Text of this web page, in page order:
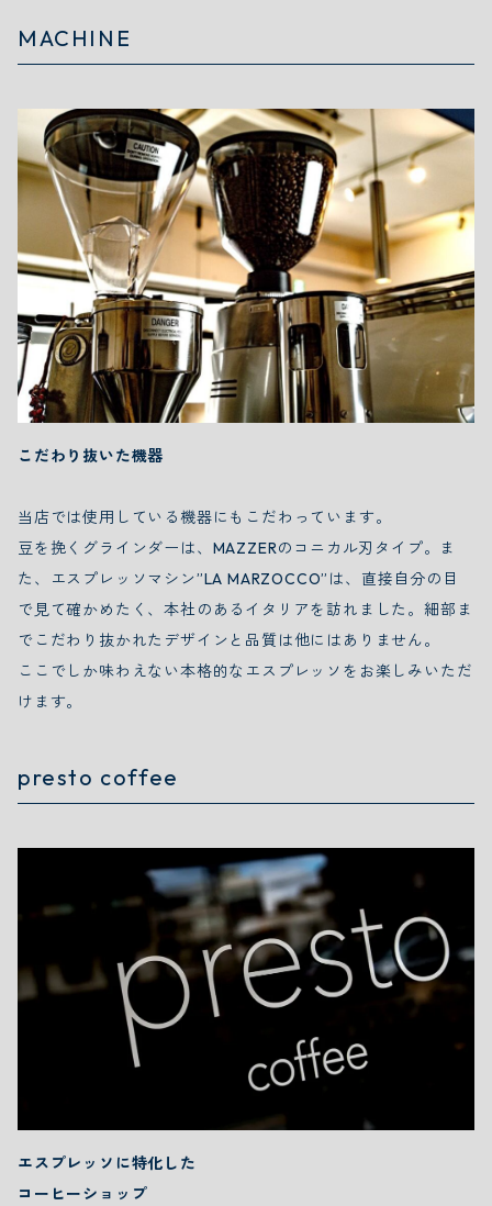
MACHINE
こだわり抜いた機器
当店では使用している機器にもこだわっています。
豆を挽くグラインダーは、MAZZERのコニカル刃タイプ。ま
た、エスプレッソマシン”LA MARZOCCO”は、直接自分の目
で見て確かめたく、本社のあるイタリアを訪れました。細部ま
でこだわり抜かれたデザインと品質は他にはありません。
ここでしか味わえない本格的なエスプレッソをお楽しみいただ
けます。
presto coffee
エスプレッソに特化した
コーヒーショップ